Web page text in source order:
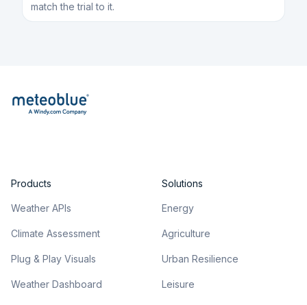
match the trial to it.
Products
Weather APIs
Climate Assessment
Plug & Play Visuals
Weather Dashboard
Solutions
Energy
Agriculture
Urban Resilience
Leisure